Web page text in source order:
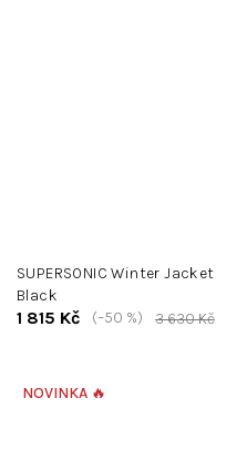
SUPERSONIC Winter Jacket
Black
1 815 Kč 3 630 Kč
(–50 %)
NOVINKA 🔥